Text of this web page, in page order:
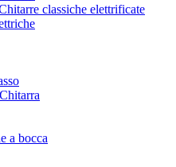
classiche elettrificate
a bocca